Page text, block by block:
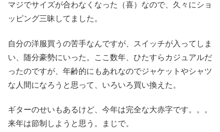
マジでサイズが合わなくなった（喜）なので、久々にショ
ッピング三昧してました。
自分の洋服買うの苦手なんですが、スイッチが入ってしま
い、随分豪勢にいった。ここ数年、ひたすらカジュアルだ
ったのですが、年齢的にもあれなのでジャケットやシャツ
な人間になろうと思って、いろいろ買い換えた。
ギターのせいもあるけど、今年は完全な大赤字です。。。
来年は節制しようと思う。まじで。